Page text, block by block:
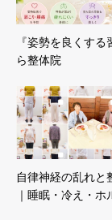
『姿勢を良くする
ら整体院
自律神経の乱れと
｜睡眠・冷え・ホ